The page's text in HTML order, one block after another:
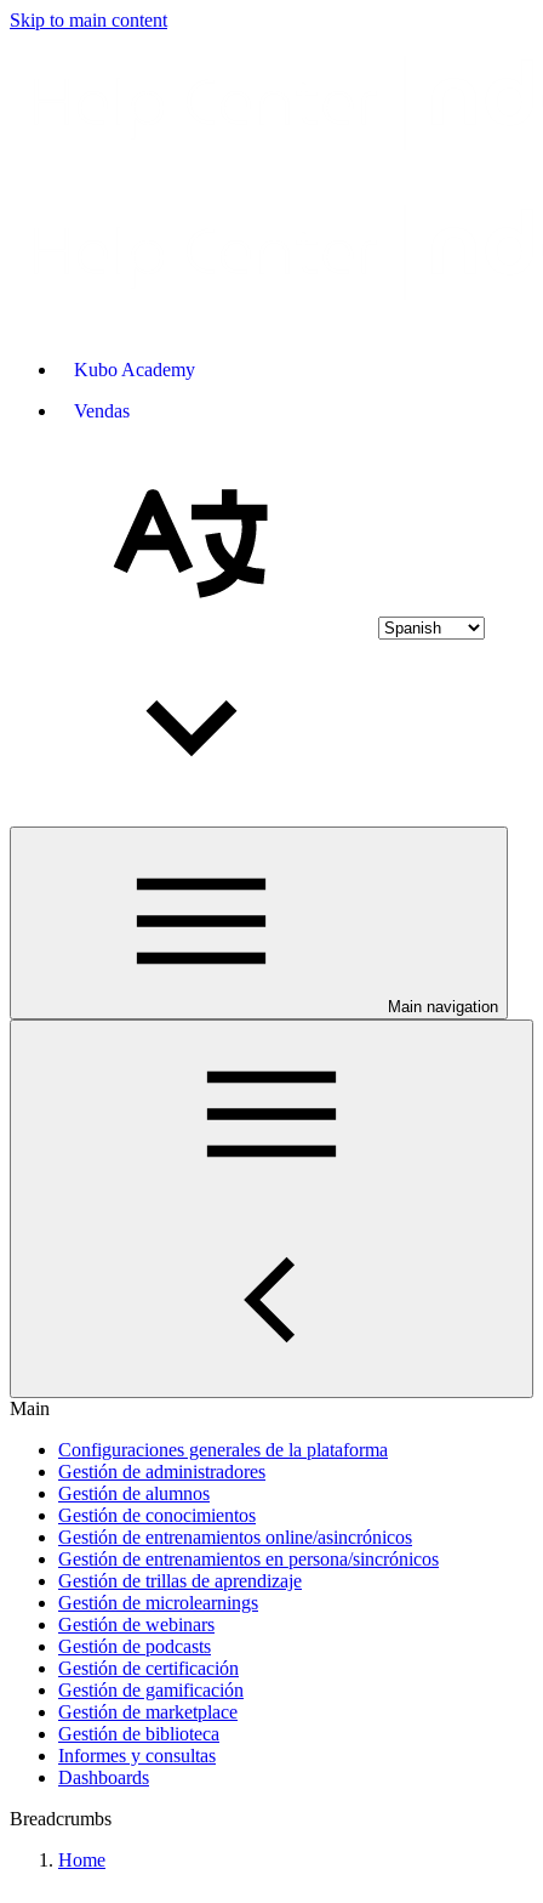
Skip to main content
Kubo Academy
Vendas
Main navigation
Main
Configuraciones generales de la plataforma
Gestión de administradores
Gestión de alumnos
Gestión de conocimientos
Gestión de entrenamientos online/asincrónicos
Gestión de entrenamientos en persona/sincrónicos
Gestión de trillas de aprendizaje
Gestión de microlearnings
Gestión de webinars
Gestión de podcasts
Gestión de certificación
Gestión de gamificación
Gestión de marketplace
Gestión de biblioteca
Informes y consultas
Dashboards
Breadcrumbs
Home